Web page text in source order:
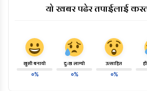
यो खबर पढेर तपाईलाई
खुसी बनायो
०%
दु:ख लाग्यो
०%
उत्साहित
०%